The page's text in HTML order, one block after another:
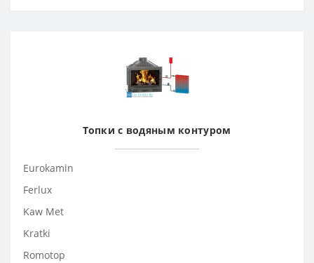
Топки с водяным контуром
Eurokamin
Ferlux
Kaw Met
Kratki
Romotop